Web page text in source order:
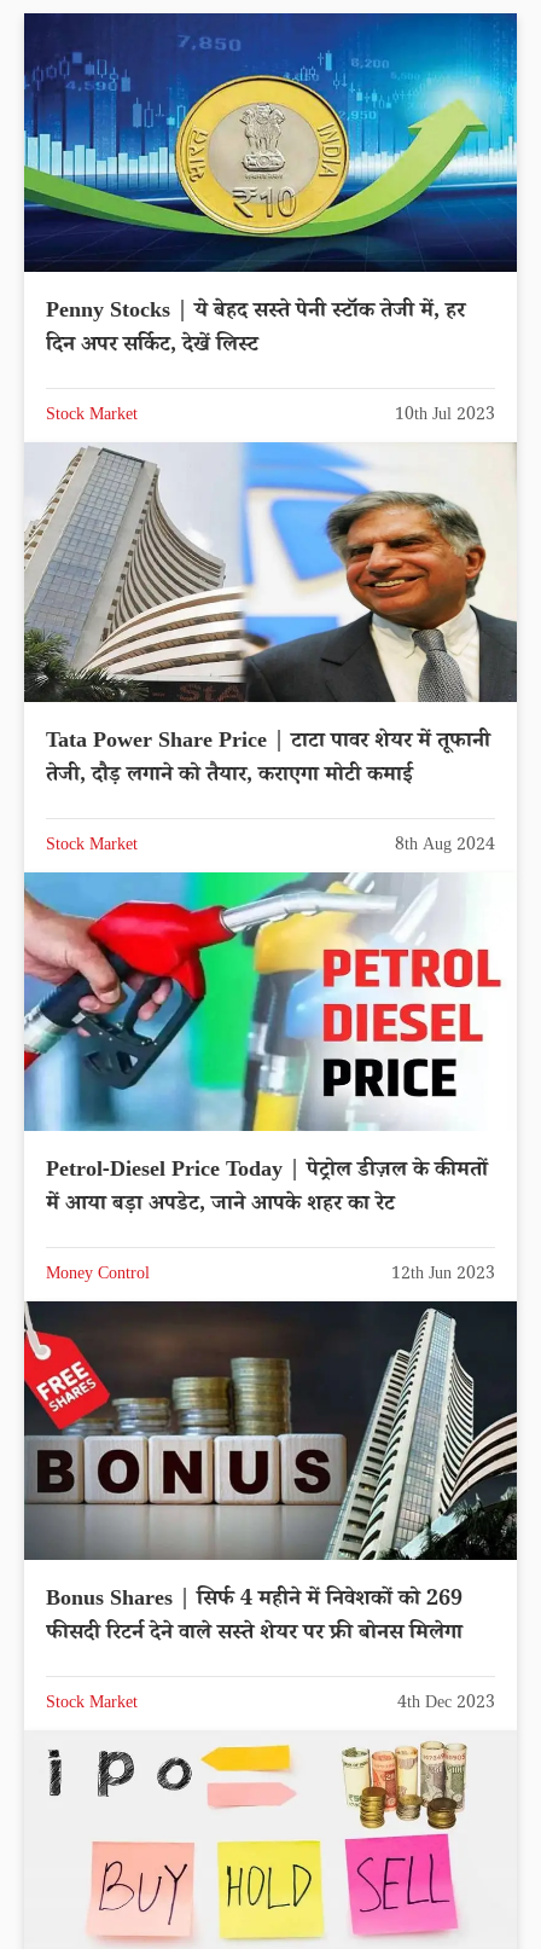
Penny Stocks | ये बेहद सस्ते पेनी स्टॉक तेजी में, हर
दिन अपर सर्किट, देखें लिस्ट
Stock Market 10th Jul 2023
Tata Power Share Price | टाटा पावर शेयर में तूफानी
तेजी, दौड़ लगाने को तैयार, कराएगा मोटी कमाई
Stock Market 8th Aug 2024
Petrol-Diesel Price Today | पेट्रोल डीज़ल के कीमतों
में आया बड़ा अपडेट, जाने आपके शहर का रेट
Money Control 12th Jun 2023
Bonus Shares | सिर्फ 4 महीने में निवेशकों को 269
फीसदी रिटर्न देने वाले सस्ते शेयर पर फ्री बोनस मिलेगा
Stock Market 4th Dec 2023